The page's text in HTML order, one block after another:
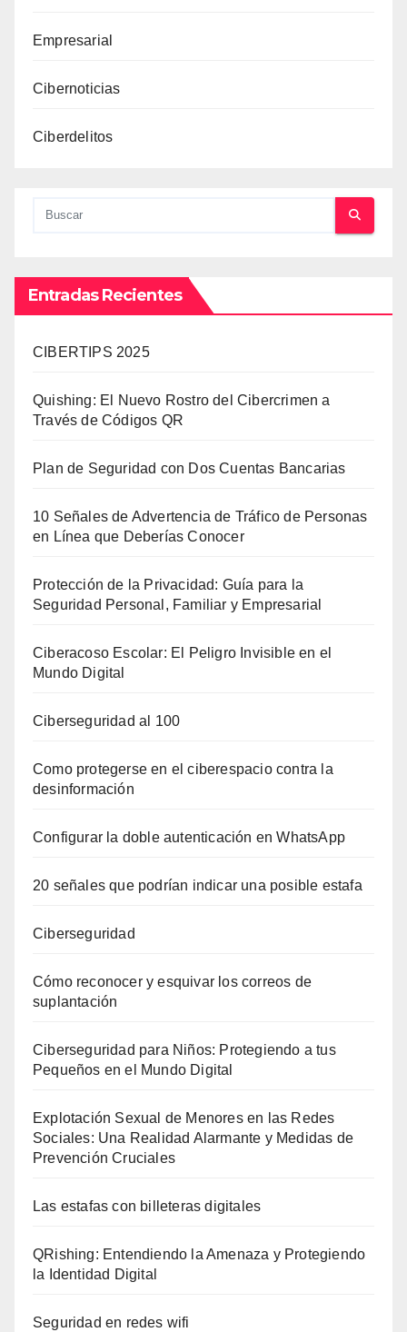
Empresarial
Cibernoticias
Ciberdelitos
Entradas Recientes
CIBERTIPS 2025
Quishing: El Nuevo Rostro del Cibercrimen a
Través de Códigos QR
Plan de Seguridad con Dos Cuentas Bancarias
10 Señales de Advertencia de Tráfico de Personas
en Línea que Deberías Conocer
Protección de la Privacidad: Guía para la
Seguridad Personal, Familiar y Empresarial
Ciberacoso Escolar: El Peligro Invisible en el
Mundo Digital
Ciberseguridad al 100
Como protegerse en el ciberespacio contra la
desinformación
Configurar la doble autenticación en WhatsApp
20 señales que podrían indicar una posible estafa
Ciberseguridad
Cómo reconocer y esquivar los correos de
suplantación
Ciberseguridad para Niños: Protegiendo a tus
Pequeños en el Mundo Digital
Explotación Sexual de Menores en las Redes
Sociales: Una Realidad Alarmante y Medidas de
Prevención Cruciales
Las estafas con billeteras digitales
QRishing: Entendiendo la Amenaza y Protegiendo
la Identidad Digital
Seguridad en redes wifi